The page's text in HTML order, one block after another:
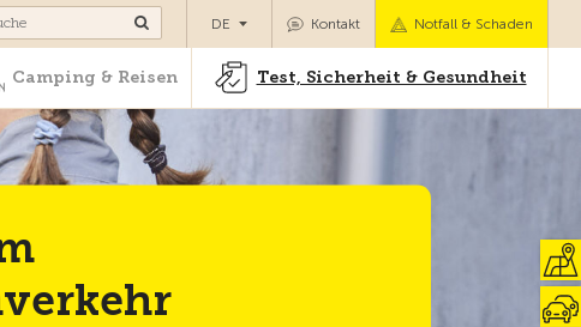
Camping & Reisen Test, Sicherheit & Gesundheit
Kontakt Notfall & Schaden
DE
Camping & Reisen Test, Sicherheit & Gesundheit